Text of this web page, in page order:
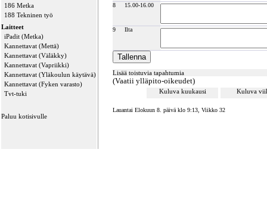
186 Metka
188 Tekninen työ
Laitteet
iPadit (Metka)
Kannettavat (Mettä)
Kannettavat (Väläkky)
Kannettavat (Vapriikki)
Kannettavat (Yläkoulun käytävä)
Kannettavat (Fyken varasto)
Tvt-tuki
Paluu kotisivulle
8 15.00-16.00
9 Ilta
Lisää toistuvia tapahtumia
(Vaatii ylläpito-oikeudet)
Kuluva kuukausi Kuluva
Lauantai Elokuun 8. päivä klo 9:13, Viikko 32